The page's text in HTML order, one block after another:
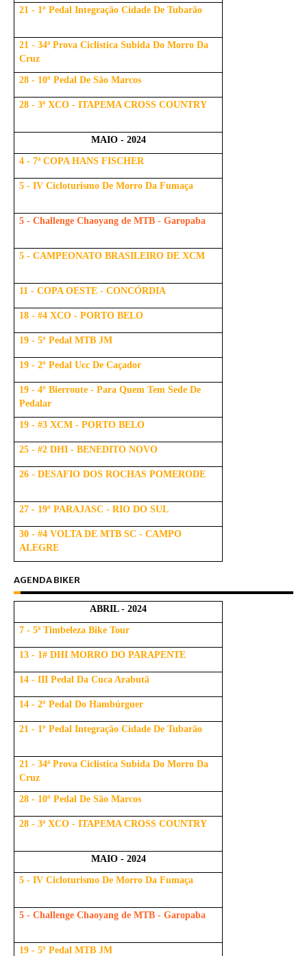
21 - 1º Pedal Integração Cidade De Tubarão
21 - 34ª Prova Ciclistica Subida Do Morro Da
Cruz
28 - 10º Pedal De São Marcos
28 - 3ª XCO - ITAPEMA CROSS COUNTRY
MAIO - 2024
4 - 7ª COPA HANS FISCHER
5 - IV Cicloturismo De Morro Da Fumaça
5 - Challenge Chaoyang de MTB - Garopaba
5 - CAMPEONATO BRASILEIRO DE XCM
11 - COPA OESTE - CONCÓRDIA
18 - #4 XCO - PORTO BELO
19 - 5º Pedal MTB JM
19 - 2º Pedal Ucc De Caçador
19 - 4º Bierroute - Para Quem Tem Sede De
Pedalar
19 - #3 XCM - PORTO BELO
25 - #2 DHI - BENEDITO NOVO
26 - DESAFIO DOS ROCHAS POMERODE
27 - 19º PARAJASC - RIO DO SUL
30 - #4 VOLTA DE MTB SC - CAMPO
ALEGRE
AGENDA BIKER
ABRIL - 2024
7 - 5ª Timbeleza Bike Tour
13 - 1# DHI MORRO DO PARAPENTE
14 - III Pedal Da Cuca Arabutã
14 - 2º Pedal Do Hambúrguer
21 - 1º Pedal Integração Cidade De Tubarão
21 - 34ª Prova Ciclistica Subida Do Morro Da
Cruz
28 - 10º Pedal De São Marcos
28 - 3ª XCO - ITAPEMA CROSS COUNTRY
MAIO - 2024
5 - IV Cicloturismo De Morro Da Fumaça
5 - Challenge Chaoyang de MTB - Garopaba
19 - 5º Pedal MTB JM